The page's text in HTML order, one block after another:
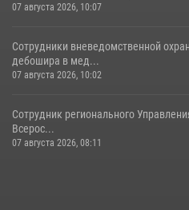
07 августа 2026, 10:07
Сотрудники вневедомственной
дебошира в мед...
07 августа 2026, 10:02
Сотрудник регионального
Всерос...
07 августа 2026, 08:11